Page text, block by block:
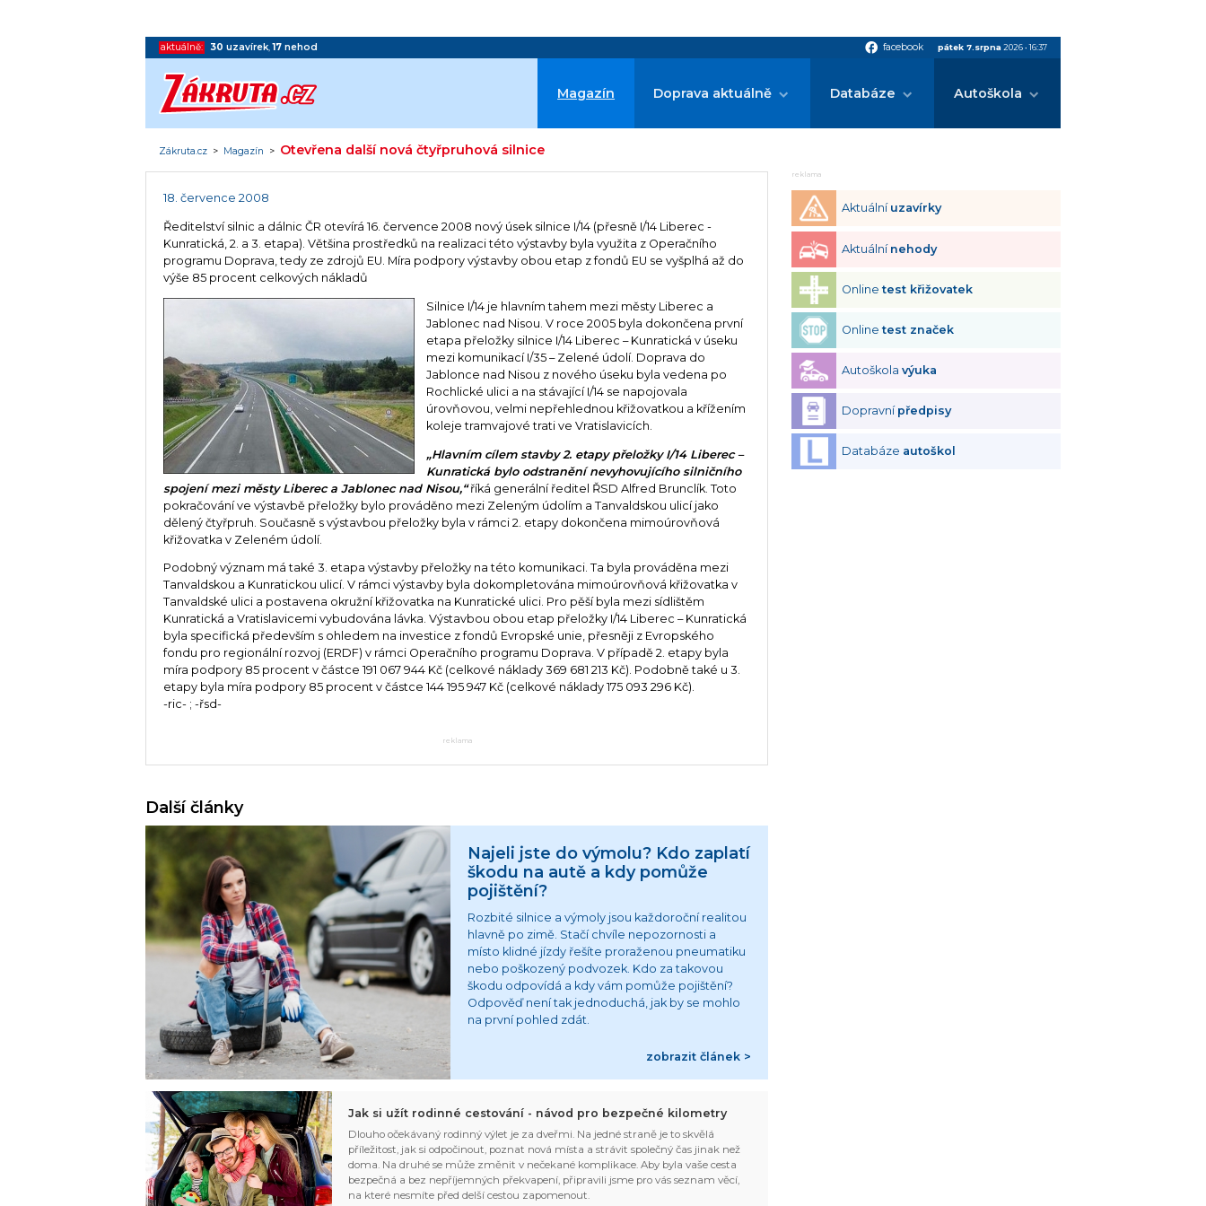
aktuálně: 30 uzavírek,17 nehod facebook facebook pátek 7.srpna 2026•16:37
Magazín Doprava aktuálně Databáze Autoškola
Zákruta.cz > Magazín > Otevřena další nová čtyřpruhová silnice
18. července 2008
Ředitelství silnic a dálnic ČR otevírá 16. července 2008 nový úsek silnice I/14 (přesně I/14 Liberec -
Kunratická, 2. a 3. etapa). Většina prostředků na realizaci této výstavby byla využita z Operačního
programu Doprava, tedy ze zdrojů EU. Míra podpory výstavby obou etap z fondů EU se vyšplhá až do
výše 85 procent celkových nákladů
Silnice I/14 je hlavním tahem mezi městy Liberec a
Jablonec nad Nisou. V roce 2005 byla dokončena první
etapa přeložky silnice I/14 Liberec – Kunratická v úseku
mezi komunikací I/35 – Zelené údolí. Doprava do
Jablonce nad Nisou z nového úseku byla vedena po
Rochlické ulici a na stávající I/14 se napojovala
úrovňovou, velmi nepřehlednou křižovatkou a křížením
koleje tramvajové trati ve Vratislavicích.
„Hlavním cílem stavby 2. etapy přeložky I/14 Liberec –
Kunratická bylo odstranění nevyhovujícího silničního
spojení mezi městy Liberec a Jablonec nad Nisou,“říká generální ředitel ŘSD Alfred Brunclík. Toto
pokračování ve výstavbě přeložky bylo prováděno mezi Zeleným údolím a Tanvaldskou ulicí jako
dělený čtyřpruh. Současně s výstavbou přeložky byla v rámci 2. etapy dokončena mimoúrovňová
křižovatka v Zeleném údolí.
Podobný význam má také 3. etapa výstavby přeložky na této komunikaci. Ta byla prováděna mezi
Tanvaldskou a Kunratickou ulicí. V rámci výstavby byla dokompletována mimoúrovňová křižovatka v
Tanvaldské ulici a postavena okružní křižovatka na Kunratické ulici. Pro pěší byla mezi sídlištěm
Kunratická a Vratislavicemi vybudována lávka. Výstavbou obou etap přeložky I/14 Liberec – Kunratická
byla specifická především s ohledem na investice z fondů Evropské unie, přesněji z Evropského
fondu pro regionální rozvoj (ERDF) v rámci Operačního programu Doprava. V případě 2. etapy byla
míra podpory 85 procent v částce 191 067 944 Kč (celkové náklady 369 681 213 Kč). Podobně také u 3.
etapy byla míra podpory 85 procent v částce 144 195 947 Kč (celkové náklady 175 093 296 Kč).
-ric- ; -řsd-
reklama
Další články
Najeli jste do výmolu? Kdo zaplatí
škodu na autě a kdy pomůže
pojištění?
Rozbité silnice a výmoly jsou každoroční realitou
hlavně po zimě. Stačí chvíle nepozornosti a
místo klidné jízdy řešíte proraženou pneumatiku
nebo poškozený podvozek. Kdo za takovou
škodu odpovídá a kdy vám pomůže pojištění?
Odpověď není tak jednoduchá, jak by se mohlo
na první pohled zdát.
zobrazit článek >
Jak si užít rodinné cestování - návod pro bezpečné kilometry
Dlouho očekávaný rodinný výlet je za dveřmi. Na jedné straně je to skvělá
příležitost, jak si odpočinout, poznat nová místa a strávit společný čas jinak než
doma. Na druhé se může změnit v nečekané komplikace. Aby byla vaše cesta
bezpečná a bez nepříjemných překvapení, připravili jsme pro vás seznam věcí,
na které nesmíte před delší cestou zapomenout.
reklama
Aktuální uzavírky
Aktuální nehody
Onlinetest křižovatek
Onlinetest značek
Autoškolavýuka
Dopravní předpisy
Databáze autoškol